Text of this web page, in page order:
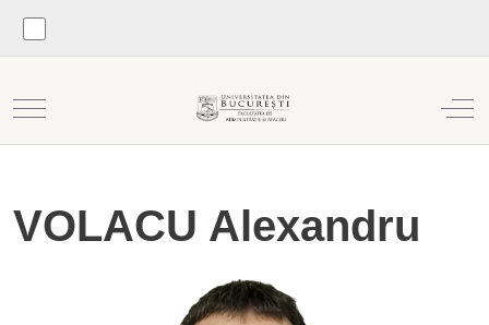
Mobile Menu Toggle Off-
VOLACU Alexandru